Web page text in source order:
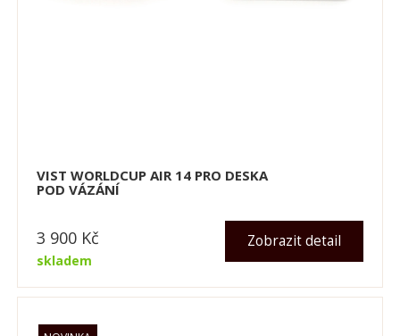
VIST WORLDCUP AIR 14 PRO DESKA
POD VÁZÁNÍ
skladem
Zobrazit detail
3 900 Kč